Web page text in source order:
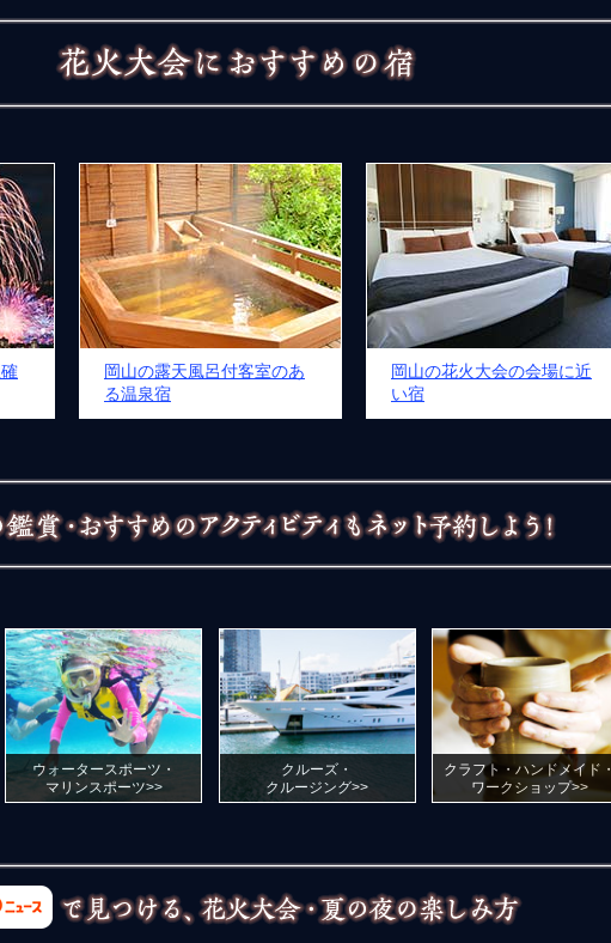
岡山の露天風呂付客室のあ
る温泉宿
岡山の花火大会の会場に近
い宿
ウォータースポーツ・
マリンスポーツ>>
クルーズ・
クルージング>>
クラフト・ハンドメイド・
ワークショップ>>